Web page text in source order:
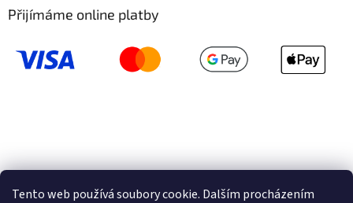
Tento web používá soubory cookie. Dalším procházením
Přijímáme online platby